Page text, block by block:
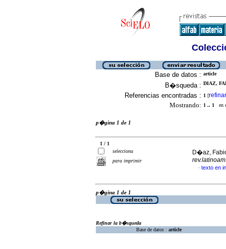
Base de datos : article
B�squeda : DIAZ,
Referencias encontradas : 1 [refinar
Mostrando: 1 .. 1 en
p�gina 1 de 1
1 / 1
selecciona
para imprimir
D�az,
· texto en
p�gina 1 de 1
Refinar la b�squeda
Base de datos : article